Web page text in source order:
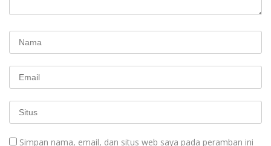
Simpan nama, email, dan situs web saya pada peramban ini